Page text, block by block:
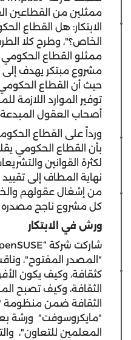
ممثلين من القطاعين
الابتكار: هل القطاع
الخاص؟"، وطرح كلا
ممثلو القطاع
مشروع مبتكر يهدف إلى
حيث أن القطاع
توفير الموارد اللازمة
أصحاب العقول
ورداً على القطاع
بأن القطاع الحكومي
لكثرة القوانين
نهاية المطاف إلى تقييد
من إشغال عقولهم
كل مشروع ناجح مصدره
ورش في الابتكار
"المصدر المفتوح"،
كثقافة، وكيف يكون
الثقافة، وكيف تصبح
"مايكروسوفت" ورشة
المعلمين للتعاون"،